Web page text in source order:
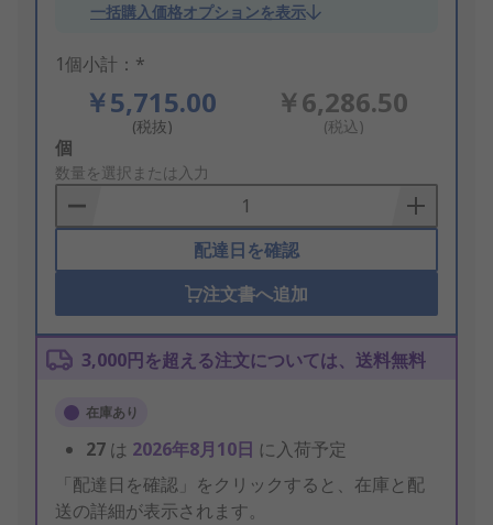
一括購入価格オプションを表示
1個小計：*
￥5,715.00
(税抜)
￥6,286.50
(税込)
Add
to
Basket
個
数量を選択または入力
配達日を確認
注文書へ追加
3,000円を超える注文については、送料無料
在庫あり
27 は 2026年8月10日 に入荷予定
「配達日を確認」をクリックすると、在庫と配
送の詳細が表示されます。